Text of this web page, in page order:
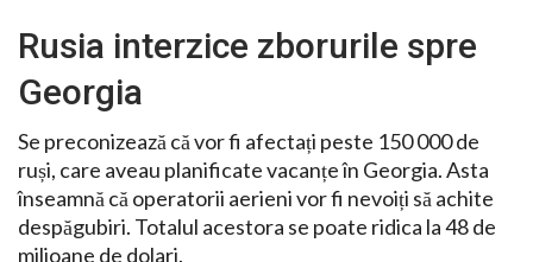
Rusia interzice zborurile spre
Georgia
Se preconizează că vor fi afectați peste 150 000 de
ruși, care aveau planificate vacanțe în Georgia. Asta
înseamnă că operatorii aerieni vor fi nevoiți să achite
despăgubiri. Totalul acestora se poate ridica la 48 de
milioane de dolari.